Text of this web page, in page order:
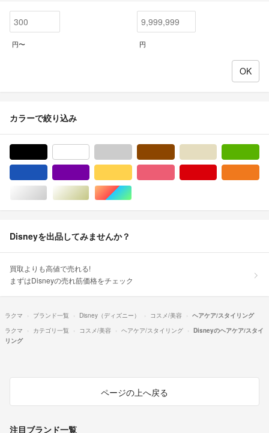
円〜 円
カラーで絞り込み
シルバー/銀色系ゴールド/金色系マルチカラー
Disneyを出品してみませんか？
買取よりも高値で売れる!
まずはDisneyの売れ筋価格をチェック
ラクマ ブランド一覧 Disney（ディズニー） コスメ/美容
ヘアケア/スタイリング
ラクマ
カテゴリ一覧 コスメ/美容 ヘアケア/スタイリング
Disneyのヘアケア/スタイ
リング
ページの上へ戻る
注目ブランド一覧